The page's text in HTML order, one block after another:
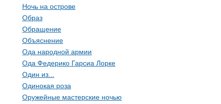
Ночь на острове
Образ
Обращение
Объяснение
Ода народной армии
Ода Федерико Гарсиа Лорке
Один из...
Одинокая роза
Оружейные мастерские ночью